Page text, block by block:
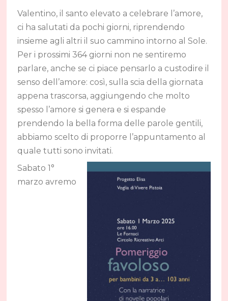
Valentino, il santo elevato a celebrare l’amore,
ci ha salutati da pochi giorni, riprendendo
insieme agli altri il suo cammino intorno al Sole.
Per i prossimi 364 giorni non ne sentiremo
parlare, anche se ci piace pensarlo a custodire il
senso dell’amore: così, sulla scia della giornata
appena trascorsa, aggiungendo che molto
spesso l’amore si genera e si espande
prendendo la bella forma delle parole gentili,
abbiamo scelto di proporre l’appuntamento al
quale tutti sono invitati.
Sabato 1°
marzo avremo